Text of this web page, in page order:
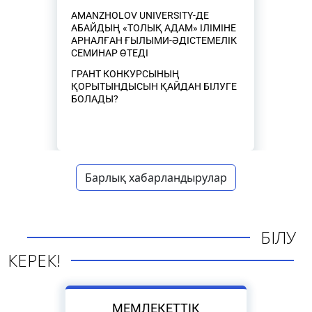
AMANZHOLOV UNIVERSITY-ДЕ
АБАЙДЫҢ «ТОЛЫҚ АДАМ» ІЛІМІНЕ
АРНАЛҒАН ҒЫЛЫМИ-ӘДІСТЕМЕЛІК
СЕМИНАР ӨТЕДІ
ГРАНТ КОНКУРСЫНЫҢ
ҚОРЫТЫНДЫСЫН ҚАЙДАН БІЛУГЕ
БОЛАДЫ?
Барлық хабарландырулар
БІЛУ
КЕРЕК!
МЕМЛЕКЕТТІК